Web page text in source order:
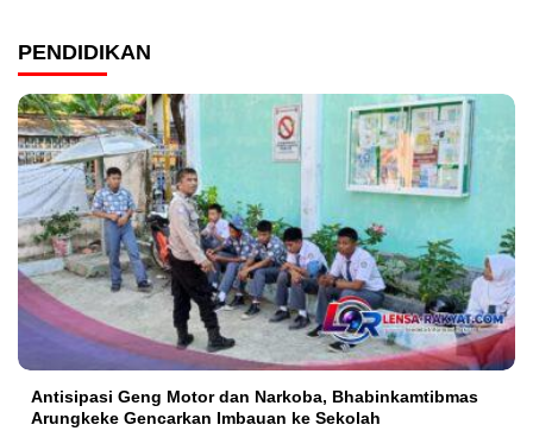
PENDIDIKAN
Antisipasi Geng Motor dan Narkoba, Bhabinkamtibmas
Arungkeke Gencarkan Imbauan ke Sekolah